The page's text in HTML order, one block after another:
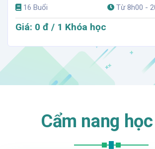
16 Buổi Từ 8h00 -
Giá: 0 đ / 1 Khóa học
Cẩm nang